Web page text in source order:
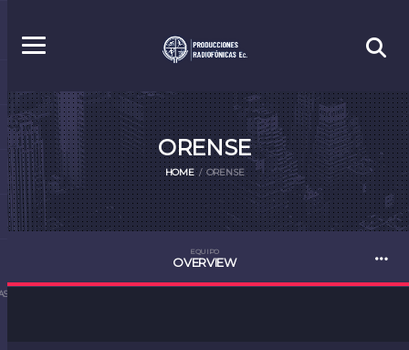
ORENSE
HOME ORENSE
EQUIPO
OVERVIEW